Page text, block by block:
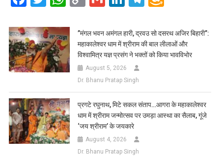
List
​”मंगल भवन अमंगल हारी, द्रवउ सो दसरथ अजिर बिहारी”:
महाकालेश्वर धाम में श्रीराम की बाल लीलाओं और
विश्वामित्र यज्ञ प्रसंग ने भक्तों को किया भावविभोर
August 5, 2026
Dr. Bhanu Pratap Singh
प्रगटे रघुनाथ, मिटे सकल संताप…आगरा के महाकालेश्वर
धाम में श्रीराम जन्मोत्सव पर उमड़ा आस्था का सैलाब, गूंजे
‘जय श्रीराम’ के जयकारे
August 4, 2026
Dr. Bhanu Pratap Singh